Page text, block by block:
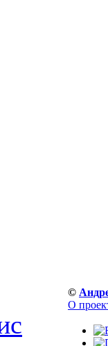
©
О